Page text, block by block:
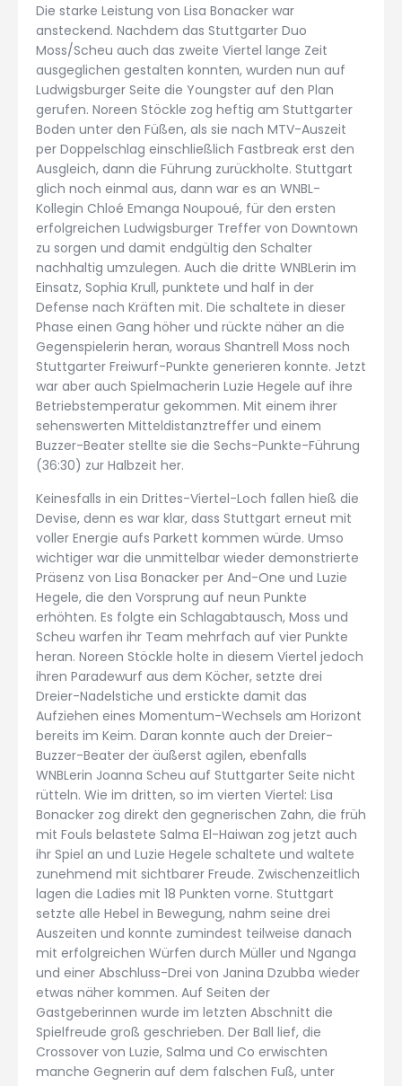
Die starke Leistung von Lisa Bonacker war
ansteckend. Nachdem das Stuttgarter Duo
Moss/Scheu auch das zweite Viertel lange Zeit
ausgeglichen gestalten konnten, wurden nun auf
Ludwigsburger Seite die Youngster auf den Plan
gerufen. Noreen Stöckle zog heftig am Stuttgarter
Boden unter den Füßen, als sie nach MTV-Auszeit
per Doppelschlag einschließlich Fastbreak erst den
Ausgleich, dann die Führung zurückholte. Stuttgart
glich noch einmal aus, dann war es an WNBL-
Kollegin Chloé Emanga Noupoué, für den ersten
erfolgreichen Ludwigsburger Treffer von Downtown
zu sorgen und damit endgültig den Schalter
nachhaltig umzulegen. Auch die dritte WNBLerin im
Einsatz, Sophia Krull, punktete und half in der
Defense nach Kräften mit. Die schaltete in dieser
Phase einen Gang höher und rückte näher an die
Gegenspielerin heran, woraus Shantrell Moss noch
Stuttgarter Freiwurf-Punkte generieren konnte. Jetzt
war aber auch Spielmacherin Luzie Hegele auf ihre
Betriebstemperatur gekommen. Mit einem ihrer
sehenswerten Mitteldistanztreffer und einem
Buzzer-Beater stellte sie die Sechs-Punkte-Führung
(36:30) zur Halbzeit her.
Keinesfalls in ein Drittes-Viertel-Loch fallen hieß die
Devise, denn es war klar, dass Stuttgart erneut mit
voller Energie aufs Parkett kommen würde. Umso
wichtiger war die unmittelbar wieder demonstrierte
Präsenz von Lisa Bonacker per And-One und Luzie
Hegele, die den Vorsprung auf neun Punkte
erhöhten. Es folgte ein Schlagabtausch, Moss und
Scheu warfen ihr Team mehrfach auf vier Punkte
heran. Noreen Stöckle holte in diesem Viertel jedoch
ihren Paradewurf aus dem Köcher, setzte drei
Dreier-Nadelstiche und erstickte damit das
Aufziehen eines Momentum-Wechsels am Horizont
bereits im Keim. Daran konnte auch der Dreier-
Buzzer-Beater der äußerst agilen, ebenfalls
WNBLerin Joanna Scheu auf Stuttgarter Seite nicht
rütteln. Wie im dritten, so im vierten Viertel: Lisa
Bonacker zog direkt den gegnerischen Zahn, die früh
mit Fouls belastete Salma El-Haiwan zog jetzt auch
ihr Spiel an und Luzie Hegele schaltete und waltete
zunehmend mit sichtbarer Freude. Zwischenzeitlich
lagen die Ladies mit 18 Punkten vorne. Stuttgart
setzte alle Hebel in Bewegung, nahm seine drei
Auszeiten und konnte zumindest teilweise danach
mit erfolgreichen Würfen durch Müller und Nganga
und einer Abschluss-Drei von Janina Dzubba wieder
etwas näher kommen. Auf Seiten der
Gastgeberinnen wurde im letzten Abschnitt die
Spielfreude groß geschrieben. Der Ball lief, die
Crossover von Luzie, Salma und Co erwischten
manche Gegnerin auf dem falschen Fuß, unter